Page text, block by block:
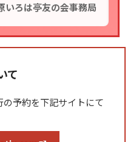
いろは亭友の会事務局
て
予約を下記サイトにて